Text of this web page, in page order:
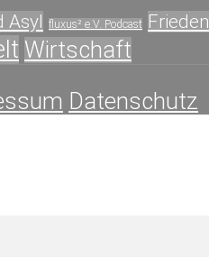
Asyl fluxus² e.V. Podcast Frieden
Wirtschaft
Datenschutz